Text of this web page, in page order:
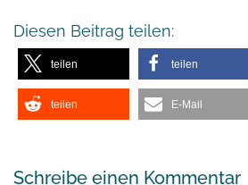
Diesen Beitrag teilen:
teilen teilen
teilen E-Mail
Schreibe einen Kommentar